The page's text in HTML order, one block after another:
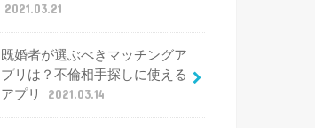
2021.03.21
既婚者が選ぶべきマッチングア
プリは？不倫相手探しに使える
アプリ
2021.03.14